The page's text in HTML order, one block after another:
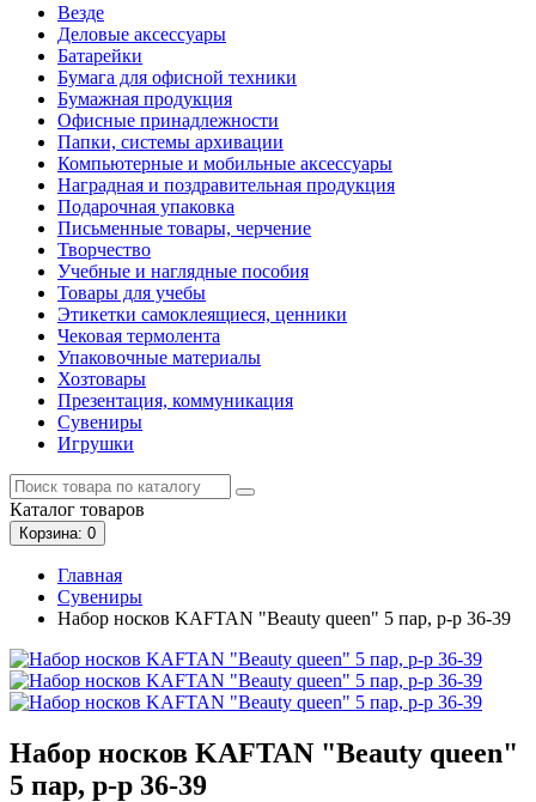
Везде
Деловые аксессуары
Батарейки
Бумага для офисной техники
Бумажная продукция
Офисные принадлежности
Папки, системы архивации
Компьютерные и мобильные аксессуары
Наградная и поздравительная продукция
Подарочная упаковка
Письменные товары, черчение
Творчество
Учебные и наглядные пособия
Товары для учебы
Этикетки самоклеящиеся, ценники
Чековая термолента
Упаковочные материалы
Хозтовары
Презентация, коммуникация
Сувениры
Игрушки
Каталог товаров
Корзина: 0
Главная
Сувениры
Набор носков KAFTAN "Beauty queen" 5 пар, р-р 36-39
Набор носков KAFTAN "Beauty queen"
5 пар, р-р 36-39